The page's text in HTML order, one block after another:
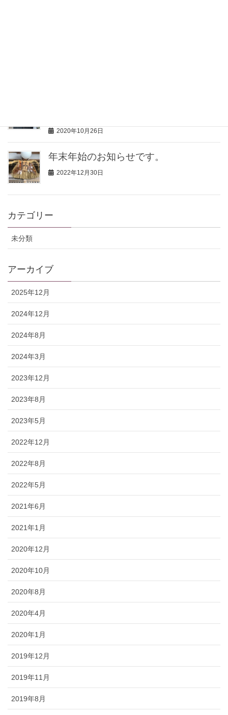
2020年10月26日
年末年始のお知らせです。
2022年12月30日
カテゴリー
未分類
アーカイブ
2025年12月
2024年12月
2024年8月
2024年3月
2023年12月
2023年8月
2023年5月
2022年12月
2022年8月
2022年5月
2021年6月
2021年1月
2020年12月
2020年10月
2020年8月
2020年4月
2020年1月
2019年12月
2019年11月
2019年8月